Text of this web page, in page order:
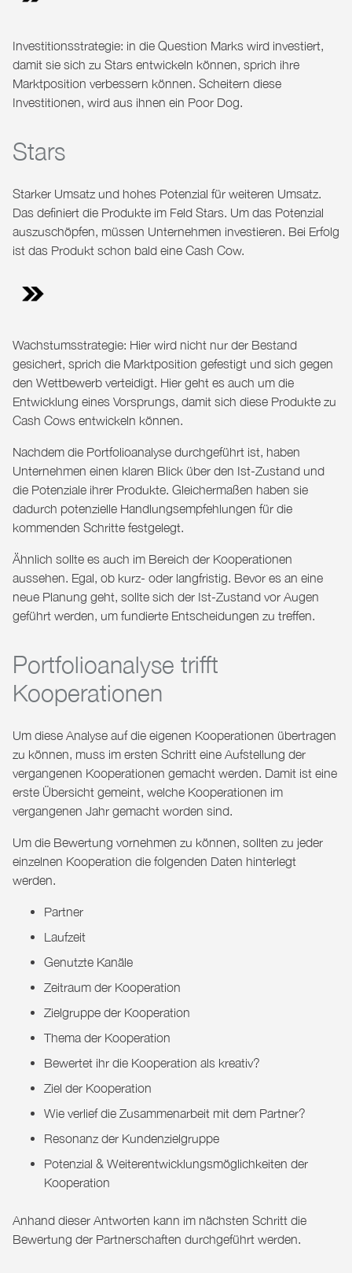
Investitionsstrategie: in die Question Marks wird investiert,
damit sie sich zu Stars entwickeln können, sprich ihre
Marktposition verbessern können. Scheitern diese
Investitionen, wird aus ihnen ein Poor Dog.
Stars
Starker Umsatz und hohes Potenzial für weiteren Umsatz.
Das definiert die Produkte im Feld Stars. Um das Potenzial
auszuschöpfen, müssen Unternehmen investieren. Bei Erfolg
ist das Produkt schon bald eine Cash Cow.
Wachstumsstrategie: Hier wird nicht nur der Bestand
gesichert, sprich die Marktposition gefestigt und sich gegen
den Wettbewerb verteidigt. Hier geht es auch um die
Entwicklung eines Vorsprungs, damit sich diese Produkte zu
Cash Cows entwickeln können.
Nachdem die Portfolioanalyse durchgeführt ist, haben
Unternehmen einen klaren Blick über den Ist-Zustand und
die Potenziale ihrer Produkte. Gleichermaßen haben sie
dadurch potenzielle Handlungsempfehlungen für die
kommenden Schritte festgelegt.
Ähnlich sollte es auch im Bereich der Kooperationen
aussehen. Egal, ob kurz- oder langfristig. Bevor es an eine
neue Planung geht, sollte sich der Ist-Zustand vor Augen
geführt werden, um fundierte Entscheidungen zu treffen.
Portfolioanalyse trifft
Kooperationen
Um diese Analyse auf die eigenen Kooperationen übertragen
zu können, muss im ersten Schritt eine Aufstellung der
vergangenen Kooperationen gemacht werden. Damit ist eine
erste Übersicht gemeint, welche Kooperationen im
vergangenen Jahr gemacht worden sind.
Um die Bewertung vornehmen zu können, sollten zu jeder
einzelnen Kooperation die folgenden Daten hinterlegt
werden.
Partner
Laufzeit
Genutzte Kanäle
Zeitraum der Kooperation
Zielgruppe der Kooperation
Thema der Kooperation
Bewertet ihr die Kooperation als kreativ?
Ziel der Kooperation
Wie verlief die Zusammenarbeit mit dem Partner?
Resonanz der Kundenzielgruppe
Potenzial & Weiterentwicklungsmöglichkeiten der
Kooperation
Anhand dieser Antworten kann im nächsten Schritt die
Bewertung der Partnerschaften durchgeführt werden.